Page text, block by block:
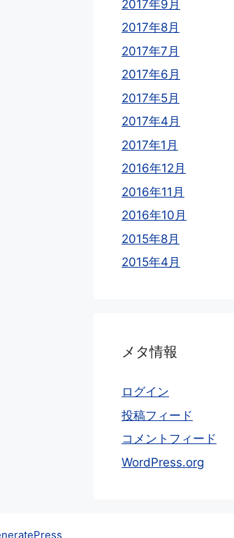
2017年9月
2017年8月
2017年7月
2017年6月
2017年5月
2017年4月
2017年1月
2016年12月
2016年11月
2016年10月
2015年8月
2015年4月
メタ情報
ログイン
投稿フィード
コメントフィード
WordPress.org